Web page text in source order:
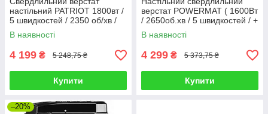
настільний PATRIOT 1800вт /
5 швидкостей / 2350 об/хв /
16 мм
В наявності
4 199 ₴ 5 248,75 ₴
Купити
верстат POWERMAT ( 1600Вт
/ 2650об.хв / 5 швидкостей / +
лещата )
В наявності
4 299 ₴ 5 373,75 ₴
Купити
–20%